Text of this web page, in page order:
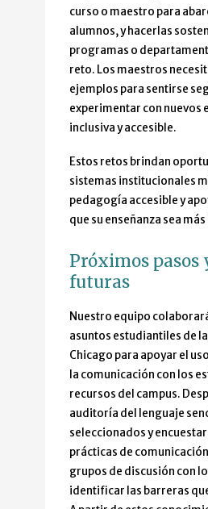
curso o maestro para
alumnos, y hacerlas
programas o
reto. Los maestros
ejemplos para sentirse
experimentar con nuevos
inclusiva y accesible.
Estos retos brindan
sistemas institucionales
pedagogía accesible y
que su enseñanza sea
Próximos
futuras
Nuestro equipo
asuntos estudiantiles de
Chicago para apoyar el
la comunicación con los
recursos del campus.
auditoría del lenguaje
seleccionados y
prácticas de
grupos de discusión con
identificar las barreras